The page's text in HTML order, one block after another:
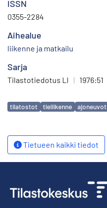
ISSN
0355-2284
Aihealue
liikenne ja matkailu
Sarja
Tilastotiedotus LI | 1976:51
Avainsanat
tilatostot tieliikenne ajoneuvot
Tietueen kaikki tiedot